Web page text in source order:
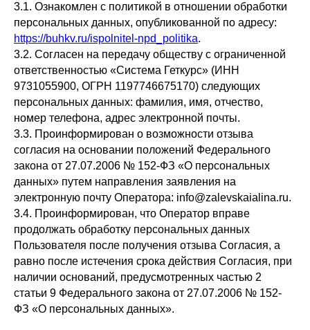
3.1. Ознакомлен с политикой в отношении обработки
персональных данных, опубликованной по адресу:
https://buhkv.ru/ispolnitel-npd_politika.
3.2. Согласен на передачу обществу с ограниченной
ответственностью «Система Геткурс» (ИНН
9731055900, ОГРН 1197746675170) следующих
персональных данных: фамилия, имя, отчество,
номер телефона, адрес электронной почты.
3.3. Проинформирован о возможности отзыва
согласия на основании положений Федерального
закона от 27.07.2006 № 152-ФЗ «О персональных
данных» путем направления заявления на
электронную почту Оператора: info@zalevskaialina.ru.
3.4. Проинформирован, что Оператор вправе
продолжать обработку персональных данных
Пользователя после получения отзыва Согласия, а
равно после истечения срока действия Согласия, при
наличии оснований, предусмотренных частью 2
статьи 9 Федерального закона от 27.07.2006 № 152-
ФЗ «О персональных данных».